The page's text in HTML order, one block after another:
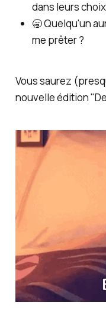
dans leurs
🥱 Quelqu'un
me prêter ?
Vous saurez
nouvelle édition